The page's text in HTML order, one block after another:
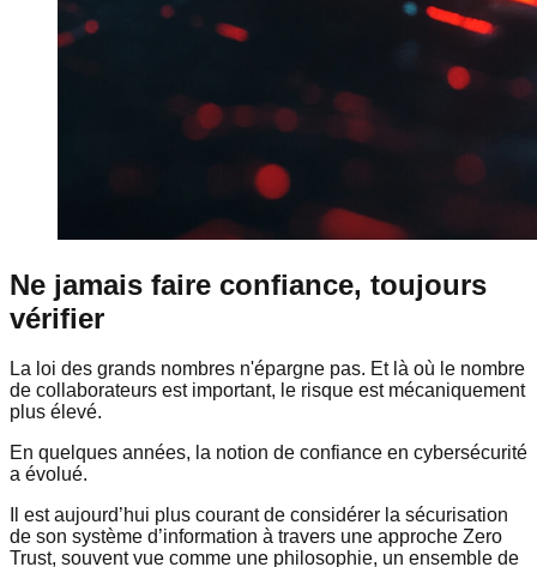
Ne jamais faire confiance, toujours
vérifier
La loi des grands nombres n'épargne pas. Et là où le nombre
de collaborateurs est important, le risque est mécaniquement
plus élevé.
En quelques années, la notion de confiance en cybersécurité
a évolué.
Il est aujourd’hui plus courant de considérer la sécurisation
de son système d’information à travers une approche Zero
Trust, souvent vue comme une philosophie, un ensemble de